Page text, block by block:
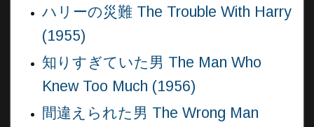
ハリーの災難 The Trouble With Harry
(1955)
知りすぎていた男 The Man Who
Knew Too Much (1956)
間違えられた男 The Wrong Man